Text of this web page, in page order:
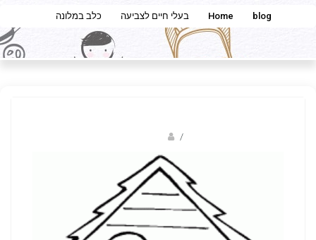
Home blog בעלי חיים לצביעה כלב במלונה
/